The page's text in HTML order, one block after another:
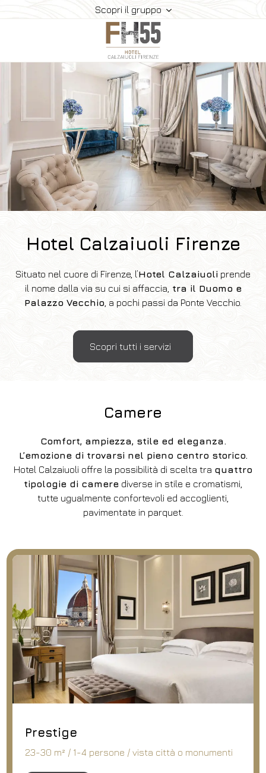
Scopri il gruppo
Hotel
Camere
Colazione
Dove Siamo
Gallery
Offerte
Prenota
Hotel Calzaiuoli Firenze
Situato nel cuore di Firenze, l’Hotel Calzaiuoli prende
il nome dalla via su cui si affaccia, tra il Duomo e
Palazzo Vecchio , a pochi passi da Ponte Vecchio.
Scopri tutti i servizi
Camere
Comfort, ampiezza, stile ed eleganza.
L’emozione di trovarsi nel pieno centro storico.
Hotel Calzaiuoli offre la possibilità di scelta tra quattro
tipologie di camere diverse in stile e cromatismi,
tutte ugualmente confortevoli ed accoglienti,
pavimentate in parquet.
Prestige
23-30 m² / 1-4 persone / vista città o monumenti